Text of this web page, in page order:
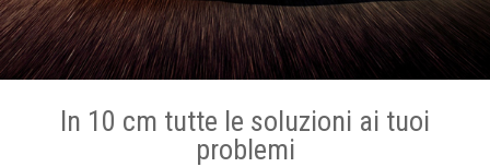
In 10 cm tutte le soluzioni ai tuoi
problemi